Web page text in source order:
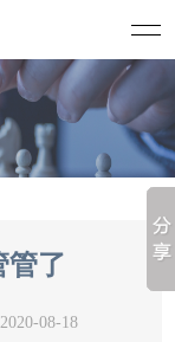
管了
08-18